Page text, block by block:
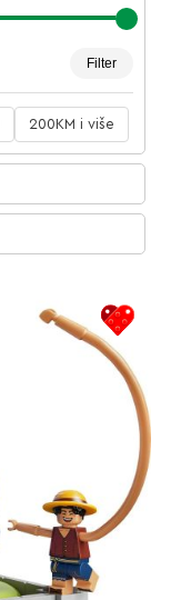
cijena
cijena
Filter
200KM i više